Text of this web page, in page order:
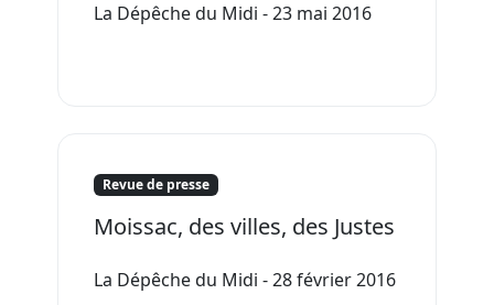
La Dépêche du Midi - 23 mai 2016
Revue de presse
Moissac, des villes, des Justes
La Dépêche du Midi - 28 février 2016